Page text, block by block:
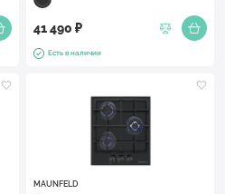
41 490 ₽
Есть в наличии
MAUNFELD